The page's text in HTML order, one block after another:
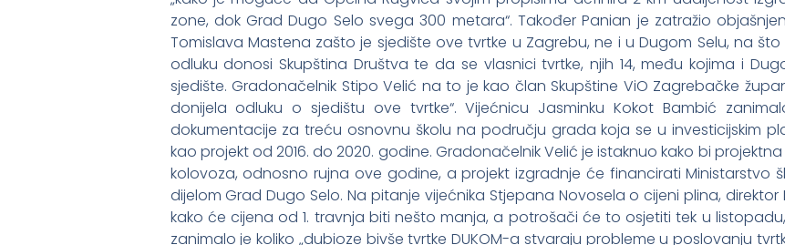
zone, dok Grad Dugo Selo svega 300 metara“. Također Panian je zatražio
Tomislava Mastena zašto je sjedište ove tvrtke u Zagrebu, ne i u Dugom Selu, na
odluku donosi Skupština Društva te da se vlasnici tvrtke, njih 14, među kojima i
sjedište. Gradonačelnik Stipo Velić na to je kao član Skupštine ViO Zagrebačke
donijela odluku o sjedištu ove tvrtke“. Vijećnicu Jasminku Kokot Bambić
dokumentacije za treću osnovnu školu na području grada koja se u investicijskim
kao projekt od 2016. do 2020. godine. Gradonačelnik Velić je istaknuo kako bi
kolovoza, odnosno rujna ove godine, a projekt izgradnje će financirati Ministarstvo
dijelom Grad Dugo Selo. Na pitanje vijećnika Stjepana Novosela o cijeni plina,
kako će cijena od 1. travnja biti nešto manja, a potrošači će to osjetiti tek u
zanimalo je koliko „dubioze bivše tvrtke DUKOM-a stvaraju probleme u poslovanju